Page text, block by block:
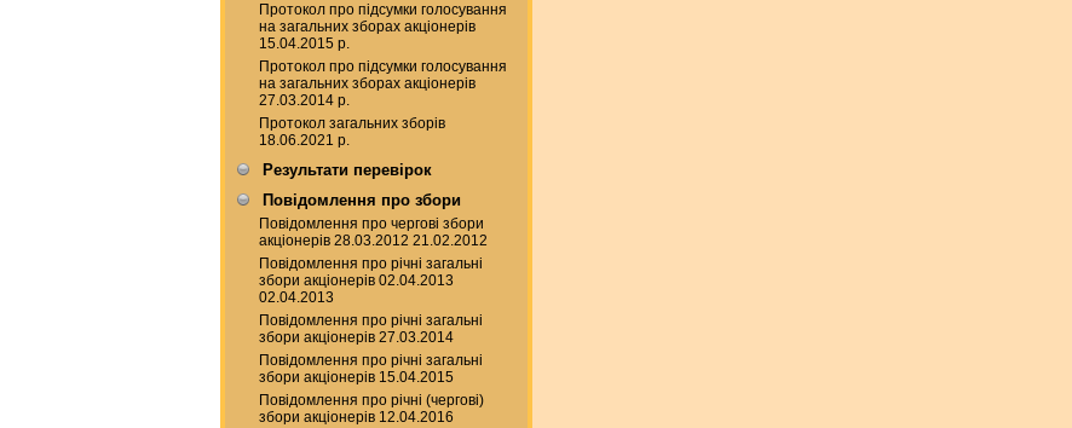
Протокол про підсумки голосування
на загальних зборах акціонерів
15.04.2015 р.
Протокол про підсумки голосування
на загальних зборах акціонерів
27.03.2014 р.
Протокол загальних зборів
18.06.2021 р.
Результати перевірок
Повідомлення про збори
Повідомлення про чергові збори
акціонерів 28.03.2012 21.02.2012
Повідомлення про річні загальні
збори акціонерів 02.04.2013
02.04.2013
Повідомлення про річні загальні
збори акціонерів 27.03.2014
Повідомлення про річні загальні
збори акціонерів 15.04.2015
Повідомлення про річні (чергові)
збори акціонерів 12.04.2016